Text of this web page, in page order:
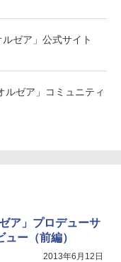
ゼア」公式サイト
ルゼア」コミュニティ
ア」プロデューサ
ー（前編）
2013年6月12日